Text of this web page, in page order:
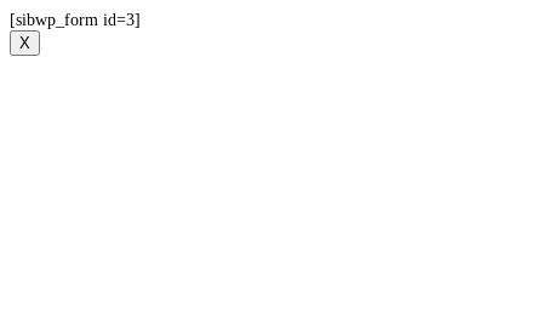
[sibwp_form id=3]
X